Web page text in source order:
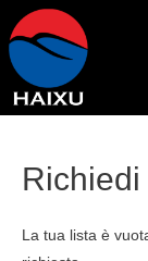
La tua lista è